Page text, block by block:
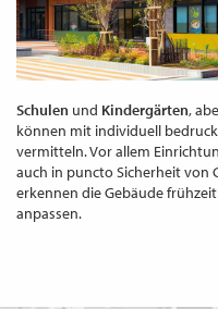
Schulen und Kindergärten,
können mit individuell
vermitteln. Vor allem
auch in puncto Sicherheit von
erkennen die Gebäude
anpassen.